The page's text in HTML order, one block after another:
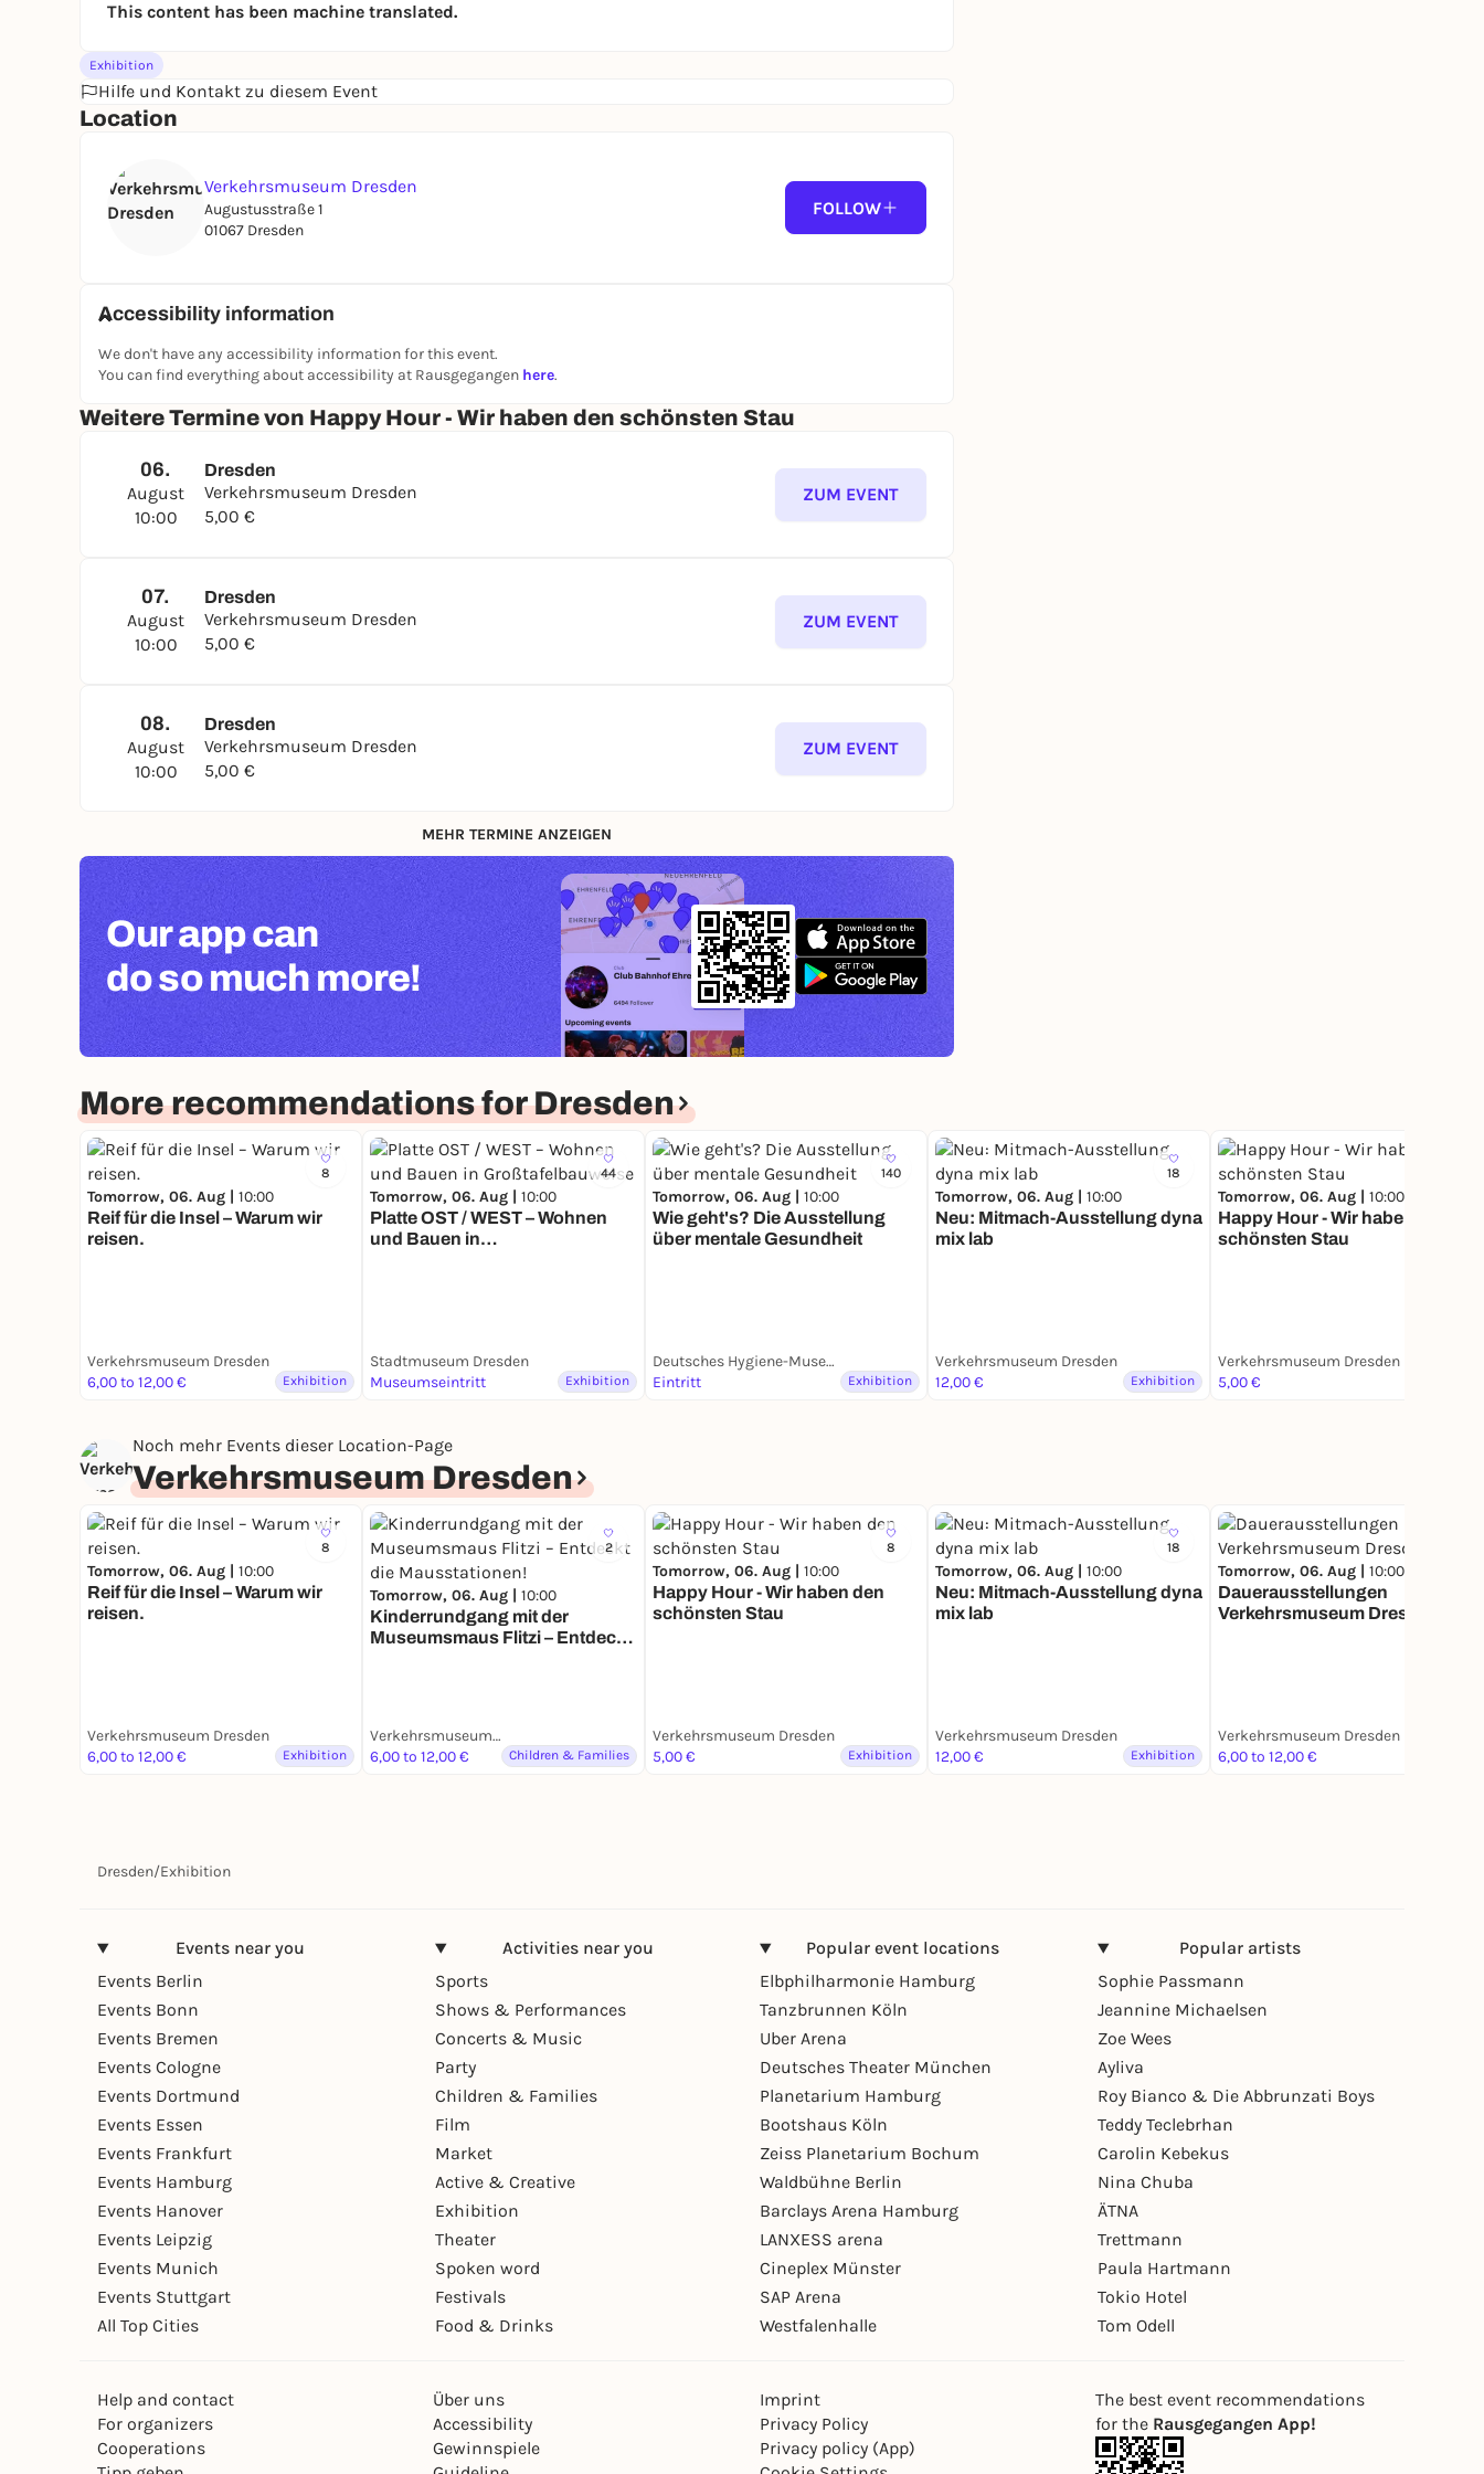
This content has been machine translated.
Exhibition
Hilfe und Kontakt zu diesem Event
Location
Verkehrsmuseum Dresden
Augustusstraße 1
01067 Dresden
FOLLOW
Accessibility information
We don't have any accessibility information for this event.
You can find everything about accessibility at Rausgegangen here.
Weitere Termine von Happy Hour - Wir haben den schönsten Stau
06.
August
10:00
Dresden
Verkehrsmuseum Dresden
5,00 €
ZUM EVENT
07.
August
10:00
Dresden
Verkehrsmuseum Dresden
5,00 €
ZUM EVENT
08.
August
10:00
Dresden
Verkehrsmuseum Dresden
5,00 €
ZUM EVENT
MEHR TERMINE ANZEIGEN
Our app can
do so much more!
More recommendations for Dresden
8
Tomorrow, 06. Aug | 10:00
Reif für die Insel – Warum wir
reisen.
Verkehrsmuseum Dresden
6,00 to 12,00 €
Exhibition
44
Tomorrow, 06. Aug | 10:00
Platte OST / WEST – Wohnen
und Bauen in
Stadtmuseum Dresden
Museumseintritt
Exhibition
140
Tomorrow, 06. Aug | 10:00
Wie geht's? Die Ausstellung
über mentale Gesundheit
Deutsches Hygiene-Museum
Eintritt
Exhibition
18
Tomorrow, 06. Aug | 10:00
Neu: Mitmach-Ausstellung dyna
mix lab
Verkehrsmuseum Dresden
12,00 €
Exhibition
Tomorrow, 06. Aug | 10:00
Happy Hour - Wir haben den
schönsten Stau
Verkehrsmuseum Dresden
5,00 €
Noch mehr Events dieser Location-Page
Verkehrsmuseum Dresden
8
Tomorrow, 06. Aug | 10:00
Reif für die Insel – Warum wir
reisen.
Verkehrsmuseum Dresden
6,00 to 12,00 €
Exhibition
2
Tomorrow, 06. Aug | 10:00
Kinderrundgang mit der
Museumsmaus Flitzi – Entdeckt
Verkehrsmuseum Dresden
6,00 to 12,00 €
Children & Families
8
Tomorrow, 06. Aug | 10:00
Happy Hour - Wir haben den
schönsten Stau
Verkehrsmuseum Dresden
5,00 €
Exhibition
18
Tomorrow, 06. Aug | 10:00
Neu: Mitmach-Ausstellung dyna
mix lab
Verkehrsmuseum Dresden
12,00 €
Exhibition
Tomorrow, 06. Aug | 10:00
Dauerausstellungen
Verkehrsmuseum Dresden
Verkehrsmuseum Dresden
6,00 to 12,00 €
Dresden/Exhibition
Events near you
Events Berlin
Events Bonn
Events Bremen
Events Cologne
Events Dortmund
Events Essen
Events Frankfurt
Events Hamburg
Events Hanover
Events Leipzig
Events Munich
Events Stuttgart
All Top Cities
Activities near you
Sports
Shows & Performances
Concerts & Music
Party
Children & Families
Film
Market
Active & Creative
Exhibition
Theater
Spoken word
Festivals
Food & Drinks
Popular event locations
Elbphilharmonie Hamburg
Tanzbrunnen Köln
Uber Arena
Deutsches Theater München
Planetarium Hamburg
Bootshaus Köln
Zeiss Planetarium Bochum
Waldbühne Berlin
Barclays Arena Hamburg
LANXESS arena
Cineplex Münster
SAP Arena
Westfalenhalle
Popular artists
Sophie Passmann
Jeannine Michaelsen
Zoe Wees
Ayliva
Roy Bianco & Die Abbrunzati Boys
Teddy Teclebrhan
Carolin Kebekus
Nina Chuba
ÄTNA
Trettmann
Paula Hartmann
Tokio Hotel
Tom Odell
Help and contact
For organizers
Cooperations
Über uns
Accessibility
Gewinnspiele
Imprint
Privacy Policy
Privacy policy (App)
The best event recommendations
for the Rausgegangen App!